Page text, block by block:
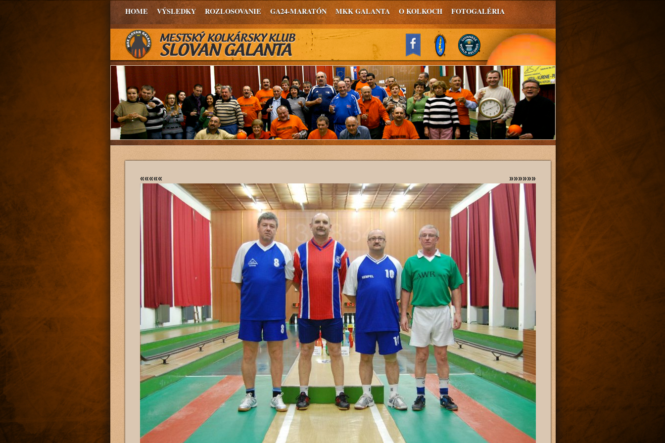
HOME VÝSLEDKY ROZLOSOVANIE GA24-MARATÓN MKK GALANTA O KOLKOCH FOTOGALÉRIA
««««« »»»»»»